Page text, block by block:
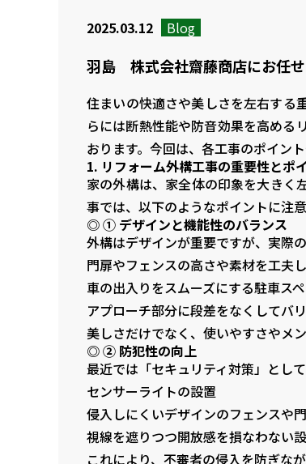
2025.03.12 Blog
羽島 株式会社齋藤商店にお任
住まいの快適さや美しさを左右す
らには断熱性能や防音効果を高める
おります。今回は、各工事のポイン
1. リフォーム外構工事の重要性とポ
家の外構は、家全体の印象を大きく
事では、以下のようなポイントに注
◎ ① デザインと機能性のバランス
外構はデザインが重要ですが、実際
門扉やフェンスの高さや素材を工夫
車の出入りをスムーズにする駐車ス
アプローチ部分に段差をなくしてバ
美しさだけでなく、使いやすさやメ
◎ ② 防犯性の向上
最近では「セキュリティ対策」とし
センサーライトの設置
侵入しにくいデザインのフェンスや
視線を遮りつつ開放感を損なわない
これにより、不審者の侵入を防ぎな